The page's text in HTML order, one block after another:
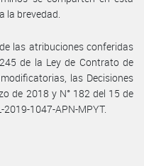
la brevedad.
las atribuciones conferidas
de la Ley de Contrato de
las Decisiones
de 2018 y N° 182 del 15 de
2019-1047-APN-MPYT.